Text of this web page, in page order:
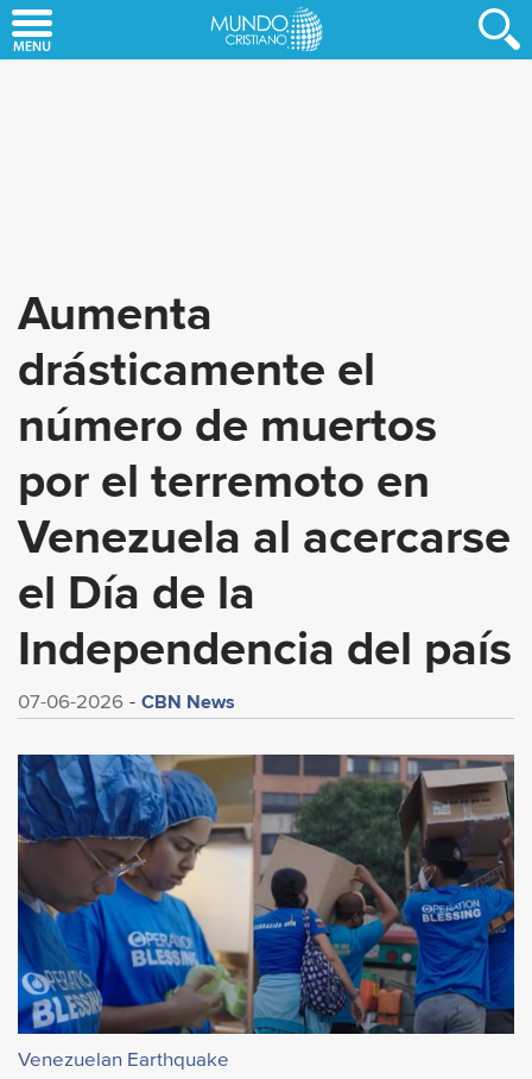
to
Aumenta
drásticamente el
número de muertos
por el terremoto en
Venezuela al acercarse
el Día de la
Independencia del país
07-06-2026 CBN News
Venezuelan Earthquake